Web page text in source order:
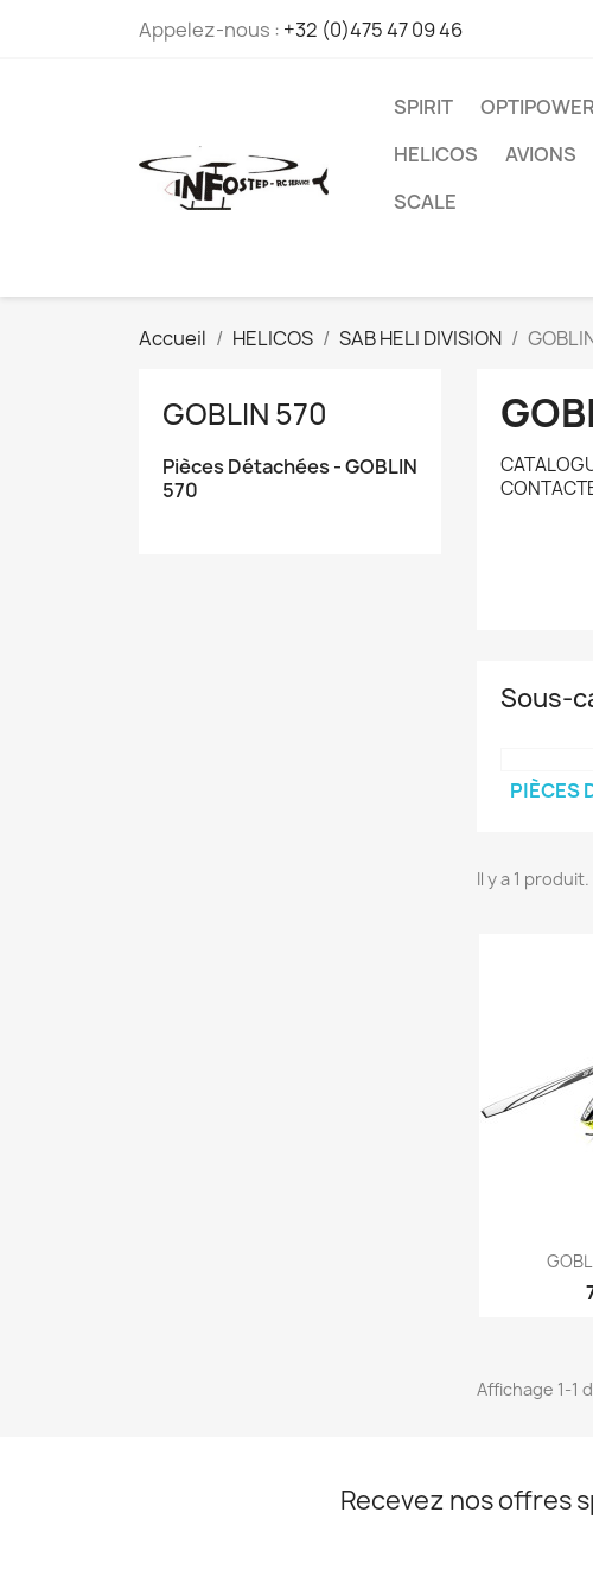
Appelez-nous : +32 (0)475 47 09 46
SPIRIT OPTIPOWER
HELICOS
AVIONS
SCALE
Accueil HELICOS SAB HELI DIVISION
GOBLIN 570
Pièces Détachées - GOBLIN
570
Sous-
PIÈCES
Il y a 1 produit.

Affichage 1-1
Recevez nos offres